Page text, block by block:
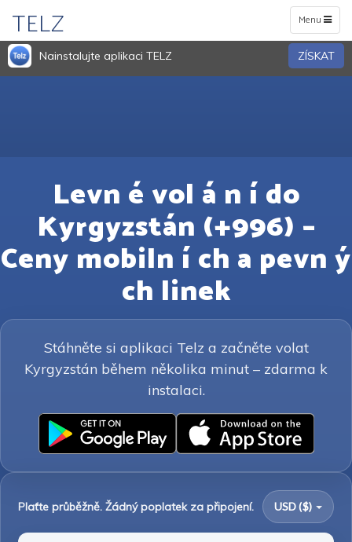
Toggle
navigation
Menu
TELZ
Nainstalujte aplikaci TELZ ZÍSKAT
Levn é vol á n í do
Kyrgyzstán (+996) –
Ceny mobiln í ch a pevn ý
ch linek
Stáhněte si aplikaci Telz a začněte volat
Kyrgyzstán během několika minut – zdarma k
instalaci.
Plaťte průběžně. Žádný poplatek za připojení. USD ($)